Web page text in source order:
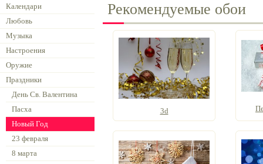
Календари
Любовь
Музыка
Настроения
Оружие
Праздники
День Св. Валентина
Пасха
Новый Год
23 февраля
8 марта
Рекомендуемые обои
3d